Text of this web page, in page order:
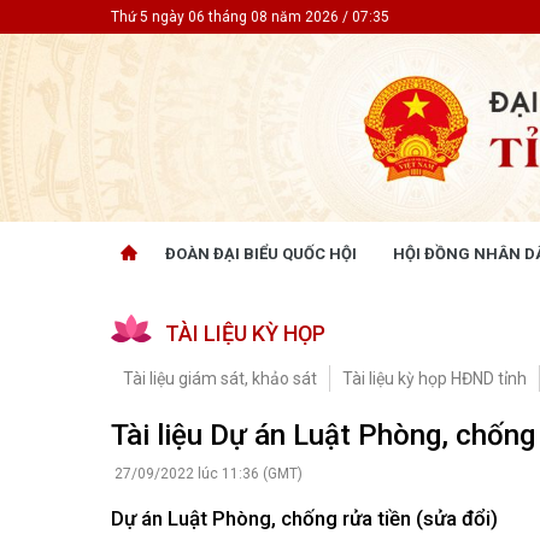
Thứ 5 ngày 06 tháng 08 năm 2026 / 07:35
ĐOÀN ĐẠI BIỂU QUỐC HỘI HỘI ĐỒNG NHÂN
Tin hoạt động
Tài liệu giám sát, khảo sát
Tin
Tin hoạt
Tài liệu
CỬ TRI QUAN TÂM
GÓP Ý
TÀI LIỆU KỲ HỌP
Tài liệu giám sát, khảo sát Tài liệu kỳ họp HĐND tỉnh
Tài liệu Dự án Luật Phòng,
27/09/2022 lúc 11:36 (GMT)
Dự án Luật Phòng, chống rửa tiền (sửa đổi)